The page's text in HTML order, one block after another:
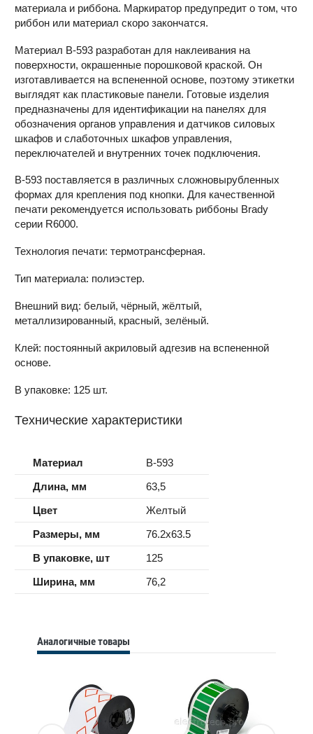
материала и риббона. Маркиратор предупредит о том, что
риббон или материал скоро закончатся.
Материал В-593 разработан для наклеивания на
поверхности, окрашенные порошковой краской. Он
изготавливается на вспененной основе, поэтому этикетки
выглядят как пластиковые панели. Готовые изделия
предназначены для идентификации на панелях для
обозначения органов управления и датчиков силовых
шкафов и слаботочных шкафов управления,
переключателей и внутренних точек подключения.
В-593 поставляется в различных сложновырубленных
формах для крепления под кнопки. Для качественной
печати рекомендуется использовать риббоны Brady
серии R6000.
Технология печати: термотрансферная.
Тип материала: полиэстер.
Внешний вид: белый, чёрный, жёлтый,
металлизированный, красный, зелёный.
Клей: постоянный акриловый адгезив на вспененной
основе.
В упаковке: 125 шт.
Технические характеристики
Материал
B-593
Длина, мм
63,5
Цвет
Желтый
Размеры, мм
76.2x63.5
В упаковке, шт
125
Ширина, мм
76,2
Аналогичные товары